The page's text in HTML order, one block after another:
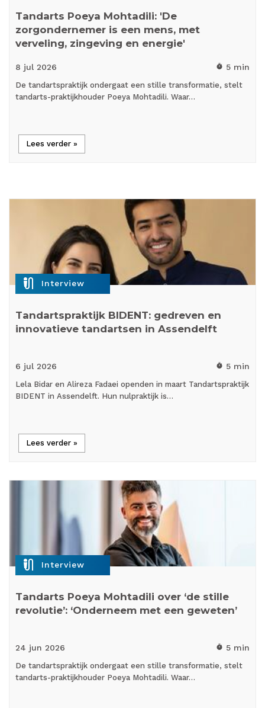
Tandarts Poeya Mohtadili: 'De
zorgondernemer is een mens, met
verveling, zingeving en energie'
8 jul 2026 timer 5 min
De tandartspraktijk ondergaat een stille transformatie, stelt
tandarts-praktijkhouder Poeya Mohtadili. Waar…
Lees verder »
mic_external_on Interview
Tandartspraktijk BIDENT: gedreven en
innovatieve tandartsen in Assendelft
6 jul 2026 timer 5 min
Lela Bidar en Alireza Fadaei openden in maart Tandartspraktijk
BIDENT in Assendelft. Hun nulpraktijk is…
Lees verder »
mic_external_on Interview
Tandarts Poeya Mohtadili over ‘de stille
revolutie’: ‘Onderneem met een geweten’
24 jun 2026 timer 5 min
De tandartspraktijk ondergaat een stille transformatie, stelt
tandarts-praktijkhouder Poeya Mohtadili. Waar…